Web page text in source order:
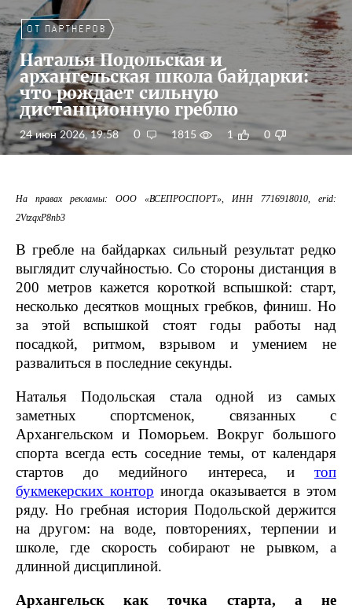
Наталья Подольская и
архангельская школа байдарки:
что рождает сильную
дистанционную греблю
24 июн 2026, 19:58 0 1815 1 0
На правах рекламы: ООО «ВСЕПРОСПОРТ», ИНН 7716918010, erid:
2VtzqxP8nb3
В гребле на байдарках сильный результат редко
выглядит случайностью. Со стороны дистанция в
200 метров кажется короткой вспышкой: старт,
несколько десятков мощных гребков, финиш. Но
за этой вспышкой стоят годы работы над
посадкой, ритмом, взрывом и умением не
развалиться в последние секунды.
Наталья Подольская стала одной из самых
заметных спортсменок, связанных с
Архангельском и Поморьем. Вокруг большого
спорта всегда есть соседние темы, от календаря
стартов до медийного интереса, и топ
букмекерских контор иногда оказывается в этом
ряду. Но гребная история Подольской держится
на другом: на воде, повторениях, терпении и
школе, где скорость собирают не рывком, а
длинной дисциплиной.
Архангельск как точка старта, а не